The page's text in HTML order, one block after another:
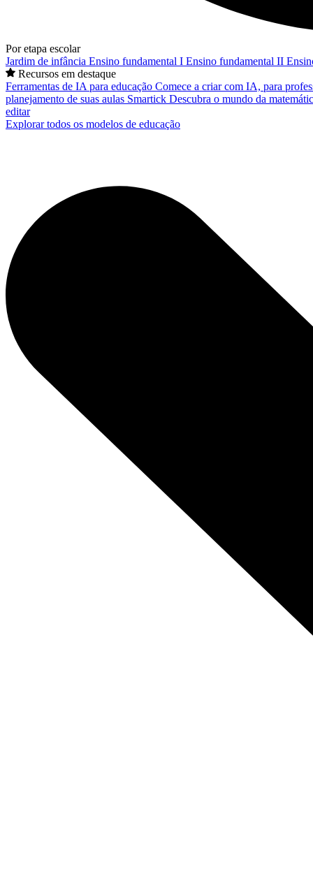
Por etapa escolar
Jardim de infância Ensino fundamental I Ensino fundamental II
Recursos em destaque
Ferramentas de IA para educação Comece a criar com IA, para
planejamento de suas aulas Smartick Descubra o mundo da
editar
Explorar todos os modelos de educação